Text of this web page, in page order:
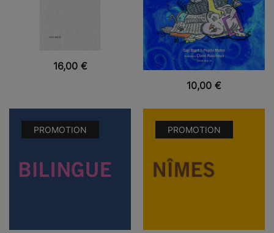
VUE RAPIDE
16,00 €
VUE RAPIDE
10,00 €
PROMOTION PROMOTION